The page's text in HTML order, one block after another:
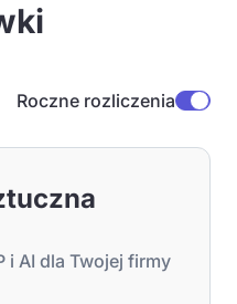
Roczne rozliczenia
i AI dla Twojej firmy